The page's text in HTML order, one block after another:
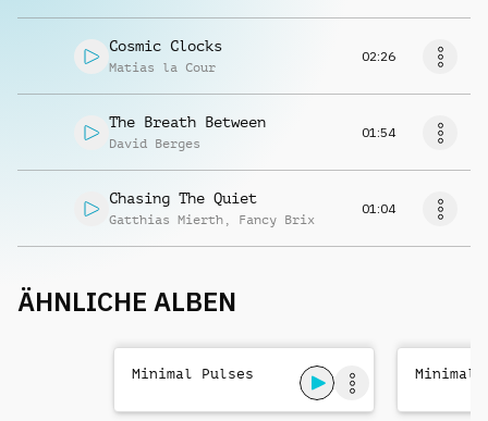
Cosmic Clocks
Matias la Cour
02:26
The Breath Between
David Berges
01:54
Chasing The Quiet
Gatthias Mierth , Fancy Brix
01:04
ÄHNLICHE ALBEN
Minimal Pulses Minimal